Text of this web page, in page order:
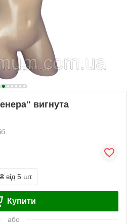
вигнута
від 5 шт.
Купити
або